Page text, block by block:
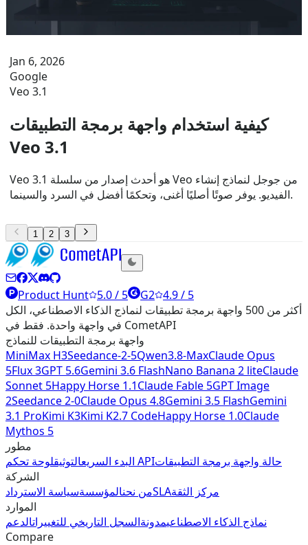
Jan 6, 2026
Google
Veo 3.1
كيفية استخدام واجهة برمجة التطبيقات
Veo 3.1
Veo 3.1 هو أحدث إصدار من سلسلة Veo من جوجل لنماذج إنشاء
الفيديو. يوفر صوتًا أصليًا أغنى، وتحكمًا أفضل في السرد والسينما.
1 2 3
Product Hunt 5.0 / 5 G2 4.9 / 5
أكثر من 500 واجهة برمجة تطبيقات لنماذج الذكاء الاصطناعي، الكل
في واجهة واحدة. فقط في CometAPI
واجهة برمجة التطبيقات للنماذج
MiniMax H3Seedance-2-5Qwen3.8-MaxClaude Opus
5Flux 3GPT 5.6Gemini 3.6 FlashNano Banana 2 liteClaude
Sonnet 5Happy Horse 1.1Claude Fable 5GPT Image
2Seedance 2-0Claude Opus 4.8Gemini 3.5 FlashGemini
3.1 ProKimi K3Kimi K2.7 CodeHappy Horse 1.0Claude
Mythos 5
مطور
البدء السريعالتوثيق لوحة تحكم APIحالة واجهة برمجة التطبيقات
الشركة
من نحنالمؤسسةسياسة الاسترداد SLAمركز الثقة
الموارد
نماذج الذكاء الاصطناعيمدونةالسجل التاريخي للتغييراتالدعم
Compare